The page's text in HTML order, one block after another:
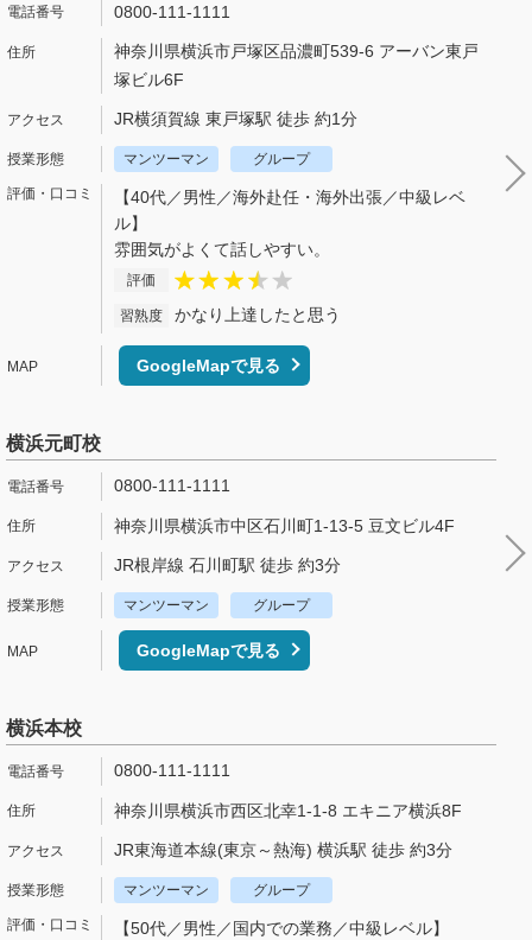
0800-111-1111
神奈川県横浜市戸塚区品濃町539-6 アーバン東戸
塚ビル6F
JR横須賀線 東戸塚駅 徒歩 約1分
マンツーマン グループ
【40代／男性／海外赴任・海外出張／中級レベ
ル】
雰囲気がよくて話しやすい。
評価
習熟度 かなり上達したと思う
GoogleMapで見る
横浜元町校
0800-111-1111
神奈川県横浜市中区石川町1-13-5 豆文ビル4F
JR根岸線 石川町駅 徒歩 約3分
マンツーマン グループ
GoogleMapで見る
横浜本校
0800-111-1111
神奈川県横浜市西区北幸1-1-8 エキニア横浜8F
JR東海道本線(東京～熱海) 横浜駅 徒歩 約3分
マンツーマン グループ
【50代／男性／国内での業務／中級レベル】